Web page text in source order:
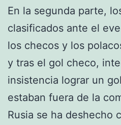
En la segunda parte,
clasificados ante el
los checos y los
y tras el gol checo,
insistencia lograr un
estaban fuera de la
Rusia se ha deshecho